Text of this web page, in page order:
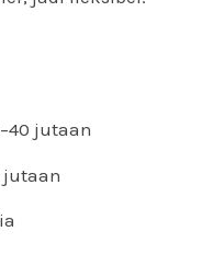
jutaan
jutaan